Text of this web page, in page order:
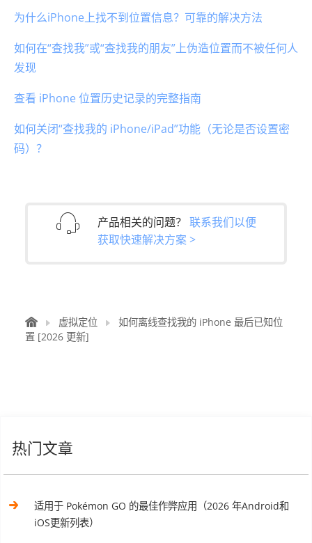
为什么iPhone上找不到位置信息？可靠的解决方法
如何在“查找我”或“查找我的朋友”上伪造位置而不被任何人
发现
查看 iPhone 位置历史记录的完整指南
如何关闭“查找我的 iPhone/iPad”功能（无论是否设置密
码）？
产品相关的问题？ 联系我们以便
获取快速解决方案 >
虚拟定位
如何离线查找我的 iPhone 最后已知位
置 [2026 更新]
热门文章
适用于 Pokémon GO 的最佳作弊应用（2026 年Android和
iOS更新列表）